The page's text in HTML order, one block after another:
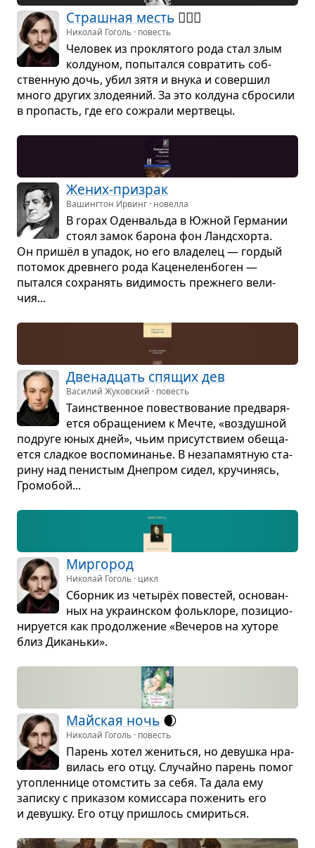
Страш­ная месть 🧙🏻‍♂️
Николай Гоголь · повесть
Чело­век из про­кля­того рода стал злым
кол­ду­ном, попы­тался совра­тить соб­
ствен­ную дочь, убил зятя и внука и совер­шил
много дру­гих зло­де­я­ний. За это кол­дуна сбро­сили
в про­пасть, где его сожрали мерт­вецы.
Жених-при­зрак
Вашингтон Ирвинг · новелла
В горах Оден­вальда в Южной Гер­ма­нии
стоял замок барона фон Ланд­с­хорта.
Он пришёл в упа­док, но его вла­де­лец — гор­дый
пото­мок древ­него рода Каце­не­лен­бо­ген —
пытался сохра­нять види­мость преж­него вели­
чия...
Две­на­дцать спя­щих дев
Василий Жуковский · повесть
Таин­ствен­ное повест­во­ва­ние пред­ва­ря­
ется обра­ще­нием к Мечте, «воз­душ­ной
подруге юных дней», чьим при­сут­ствием обе­ща­
ется слад­кое вос­по­ми­на­нье. В неза­па­мят­ную ста­
рину над пени­стым Дне­пром сидел, кру­чи­нясь,
Гро­мо­бой...
Мир­го­род
Николай Гоголь · цикл
Сбор­ник из четырёх пове­стей, осно­ван­
ных на укра­ин­ском фольк­лоре, пози­ци­о­
ни­ру­ется как про­дол­же­ние «Вече­ров на хуторе
близ Диканьки».
Майская ночь 🌒
Николай Гоголь · повесть
Парень хотел жениться, но девушка нра­
ви­лась его отцу. Слу­чайно парень помог
утоп­лен­нице ото­мстить за себя. Та дала ему
записку с при­ка­зом комис­сара поже­нить его
и девушку. Его отцу при­шлось сми­риться.